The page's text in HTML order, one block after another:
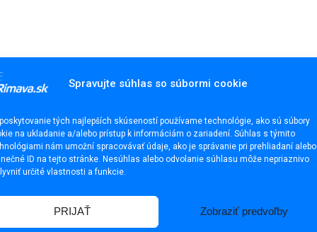
Spravujte súhlas so súbormi cookie
tých najlepších skúseností používame technológie, ako sú súbory
na ukladanie a/alebo prístup k informáciám o zariadení. Súhlas s týmito
nám umožní spracovávať údaje, ako je správanie pri prehliadaní alebo
ID na tejto stránke. Nesúhlas alebo odvolanie súhlasu môže nepriaznivo
určité vlastnosti a funkcie.
PRIJAŤ Zobraziť predvoľby